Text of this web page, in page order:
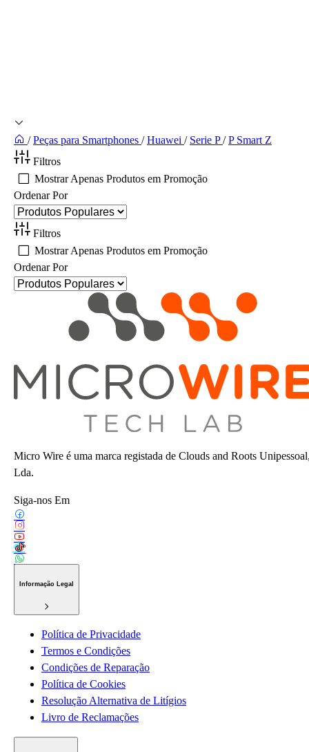
/ Peças para Smartphones / Huawei / Serie P/ P Smart Z
Filtros
Mostrar Apenas Produtos em Promoção
Ordenar Por
Filtros
Mostrar Apenas Produtos em Promoção
Ordenar Por
Micro Wire é uma marca registada de Clouds and Roots
Lda.
Siga-nos Em
Informação Legal
Política de Privacidade
Termos e Condições
Condições de Reparação
Política de Cookies
Resolução Alternativa de Litígios
Livro de Reclamações